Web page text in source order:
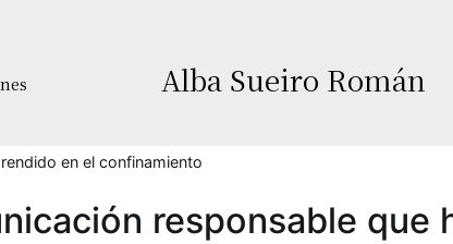
Alba Sueiro Román
responsable que